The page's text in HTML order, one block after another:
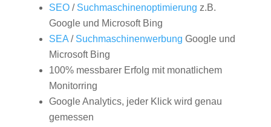
SEO/ Suchmaschinenoptimierung z.B.
Google und Microsoft Bing
SEA/ Suchmaschinenwerbung Google und
Microsoft Bing
100% messbarer Erfolg mit monatlichem
Monitorring
Google Analytics, jeder Klick wird genau
gemessen